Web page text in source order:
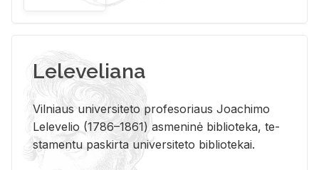
Leleveliana
Vil­niaus uni­ver­si­te­to pro­fe­so­riaus Jo­a­chi­mo
Le­le­ve­lio (1786–1861) as­me­ni­nė bi­b­lio­te­ka, te­
sta­men­tu pa­skir­ta uni­ver­si­te­to bi­b­lio­te­kai.